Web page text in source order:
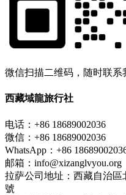
微信扫描二维码，随时联系
西藏域龍旅行社
电话：+86 18689002036
微信：+86 18689002036
WhatsApp：+86
邮箱：info@xizanglvyou.org
拉萨公司地址：西藏自治區
號